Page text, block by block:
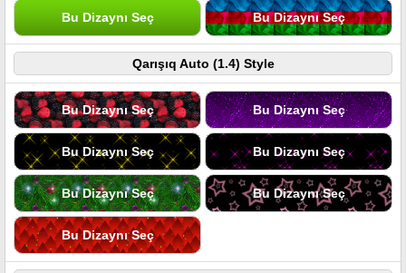
Bu Dizaynı Seç Bu Dizaynı Seç
Qarışıq Auto (1.4) Style
Bu Dizaynı Seç Bu Dizaynı Seç
Bu Dizaynı Seç Bu Dizaynı Seç
Bu Dizaynı Seç Bu Dizaynı Seç
Bu Dizaynı Seç